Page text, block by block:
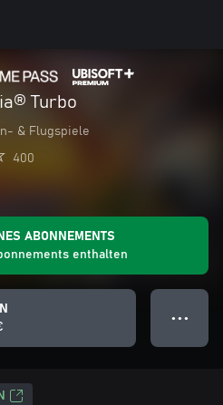
Turbo
& Flugspiele
400
ABONNEMENTS
enthalten
● ● ●